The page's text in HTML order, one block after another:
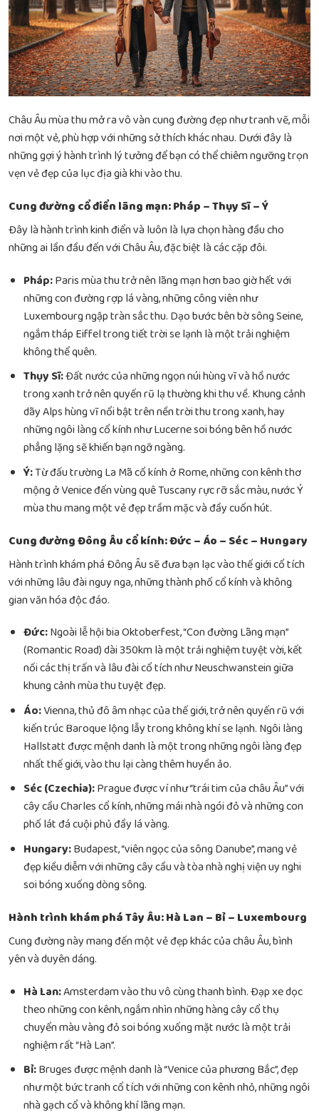
Châu Âu mùa thu mở ra vô vàn cung đường đẹp như tranh vẽ, mỗi
nơi một vẻ, phù hợp với những sở thích khác nhau. Dưới đây là
những gợi ý hành trình lý tưởng để bạn có thể chiêm ngưỡng trọn
vẹn vẻ đẹp của lục địa già khi vào thu.
Cung đường cổ điển lãng mạn: Pháp – Thụy Sĩ – Ý
Đây là hành trình kinh điển và luôn là lựa chọn hàng đầu cho
những ai lần đầu đến với Châu Âu, đặc biệt là các cặp đôi.
Pháp:Paris mùa thu trở nên lãng mạn hơn bao giờ hết với
những con đường rợp lá vàng, những công viên như
Luxembourg ngập tràn sắc thu. Dạo bước bên bờ sông Seine,
ngắm tháp Eiffel trong tiết trời se lạnh là một trải nghiệm
không thể quên.
Thụy Sĩ:Đất nước của những ngọn núi hùng vĩ và hồ nước
trong xanh trở nên quyến rũ lạ thường khi thu về. Khung cảnh
dãy Alps hùng vĩ nổi bật trên nền trời thu trong xanh, hay
những ngôi làng cổ kính như Lucerne soi bóng bên hồ nước
phẳng lặng sẽ khiến bạn ngỡ ngàng.
Ý:Từ đấu trường La Mã cổ kính ở Rome, những con kênh thơ
mộng ở Venice đến vùng quê Tuscany rực rỡ sắc màu, nước Ý
mùa thu mang một vẻ đẹp trầm mặc và đầy cuốn hút.
Cung đường Đông Âu cổ kính: Đức – Áo – Séc – Hungary
Hành trình khám phá Đông Âu sẽ đưa bạn lạc vào thế giới cổ tích
với những lâu đài nguy nga, những thành phố cổ kính và không
gian văn hóa độc đáo.
Đức:Ngoài lễ hội bia Oktoberfest, “Con đường Lãng mạn”
(Romantic Road) dài 350km là một trải nghiệm tuyệt vời, kết
nối các thị trấn và lâu đài cổ tích như Neuschwanstein giữa
khung cảnh mùa thu tuyệt đẹp.
Áo:Vienna, thủ đô âm nhạc của thế giới, trở nên quyến rũ với
kiến trúc Baroque lộng lẫy trong không khí se lạnh. Ngôi làng
Hallstatt được mệnh danh là một trong những ngôi làng đẹp
nhất thế giới, vào thu lại càng thêm huyền ảo.
Séc (Czechia):Prague được ví như “trái tim của châu Âu” với
cây cầu Charles cổ kính, những mái nhà ngói đỏ và những con
phố lát đá cuội phủ đầy lá vàng.
Hungary:Budapest, “viên ngọc của sông Danube”, mang vẻ
đẹp kiều diễm với những cây cầu và tòa nhà nghị viện uy nghi
soi bóng xuống dòng sông.
Hành trình khám phá Tây Âu: Hà Lan – Bỉ – Luxembourg
Cung đường này mang đến một vẻ đẹp khác của châu Âu, bình
yên và duyên dáng.
Hà Lan:Amsterdam vào thu vô cùng thanh bình. Đạp xe dọc
theo những con kênh, ngắm nhìn những hàng cây cổ thụ
chuyển màu vàng đỏ soi bóng xuống mặt nước là một trải
nghiệm rất “Hà Lan”.
Bỉ:Bruges được mệnh danh là “Venice của phương Bắc”, đẹp
như một bức tranh cổ tích với những con kênh nhỏ, những ngôi
nhà gạch cổ và không khí lãng mạn.